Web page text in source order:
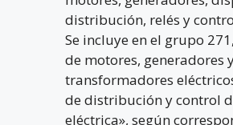
distribución, relés y
Se incluye en el grupo
de motores, generadores
transformadores
de distribución y control
eléctrica», según